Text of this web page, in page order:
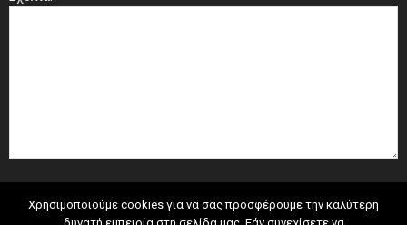
Χρησιμοποιούμε cookies για να σας προσφέρουμε την καλύτερη